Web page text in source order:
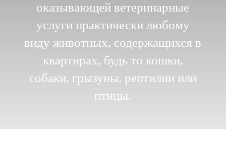
оказывающей ветеринарные
услуги практически любому
виду животных, содержащихся в
квартирах, будь то кошки,
собаки, грызуны, рептилии или
птицы.